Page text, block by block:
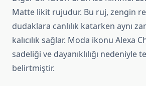
Matte likit rujudur. Bu ruj, zengin
dudaklara canlılık katarken aynı
kalıcılık sağlar. Moda ikonu Alexa
sadeliği ve dayanıklılığı nedeniyle
belirtmiştir.